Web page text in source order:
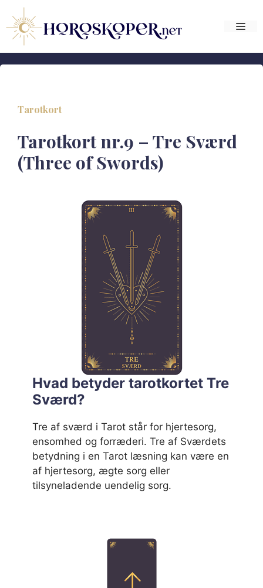
indhold
Tarotkort
Tarotkort nr.9 – Tre Sværd
(Three of Swords)
Hvad betyder tarotkortet Tre
Sværd?
Tre af sværd i Tarot står for hjertesorg,
ensomhed og forræderi. Tre af Sværdets
betydning i en Tarot læsning kan være en
af hjertesorg, ægte sorg eller
tilsyneladende uendelig sorg.